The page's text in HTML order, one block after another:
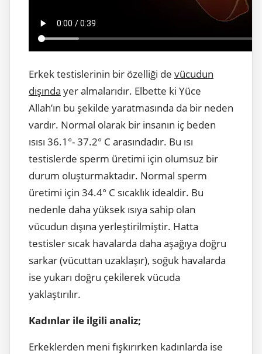
Erkek testislerinin bir özelliği de vücudun
dışında yer almalarıdır. Elbette ki Yüce
Allah’ın bu şekilde yaratmasında da bir neden
vardır. Normal olarak bir insanın iç beden
ısısı 36.1°- 37.2° C arasındadır. Bu ısı
testislerde sperm üretimi için olumsuz bir
durum oluşturmaktadır. Normal sperm
üretimi için 34.4° C sıcaklık idealdir. Bu
nedenle daha yüksek ısıya sahip olan
vücudun dışına yerleştirilmiştir. Hatta
testisler sıcak havalarda daha aşağıya doğru
sarkar (vücuttan uzaklaşır), soğuk havalarda
ise yukarı doğru çekilerek vücuda
yaklaştırılır.
Kadınlar ile ilgili analiz;
Erkeklerden meni fışkırırken kadınlarda ise